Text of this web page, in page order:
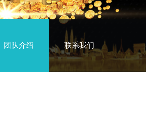
团队介绍 联系我们